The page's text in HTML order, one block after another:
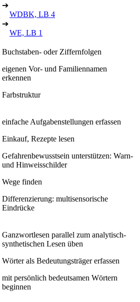
➔
WDBK, LB 4
➔
WE, LB 1
Buchstaben- oder Ziffernfolgen
eigenen Vor- und Familiennamen
erkennen
Farbstruktur
einfache Aufgabenstellungen erfassen
Einkauf, Rezepte lesen
Gefahrenbewusstsein unterstützen: Warn-
und Hinweisschilder
Wege finden
Differenzierung: multisensorische
Eindrücke
Ganzwortlesen parallel zum analytisch-
synthetischen Lesen üben
Wörter als Bedeutungsträger erfassen
mit persönlich bedeutsamen Wörtern
beginnen